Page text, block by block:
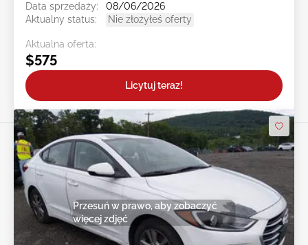
Data sprzedaży:
08/06/2026
Aktualny status:
Nie złożyłeś oferty
Aktualna oferta:
$575
Licytuj teraz!
Przesuń w prawo, aby zobaczyć
więcej zdjęć